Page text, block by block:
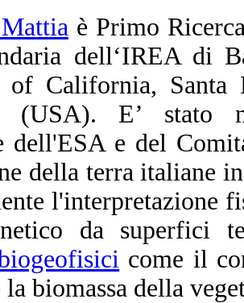
è Primo
dell‘IREA di
of California, Santa
(USA). E’ stato
dell'ESA e del
della terra italiane
l'interpretazione
da superfici
come il
biomassa della